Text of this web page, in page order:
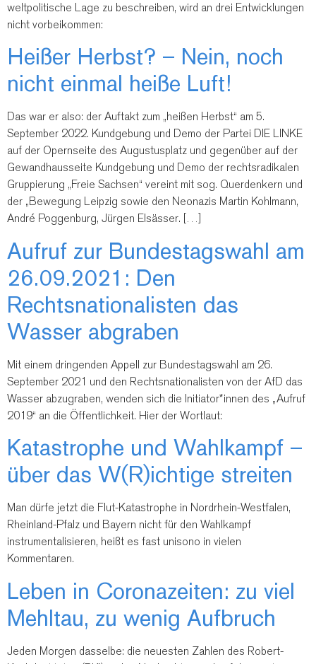
weltpolitische Lage zu beschreiben, wird an drei Entwicklungen
nicht vorbeikommen:
Heißer Herbst? – Nein, noch
nicht einmal heiße Luft!
Das war er also: der Auftakt zum „heißen Herbst“ am 5.
September 2022. Kundgebung und Demo der Partei DIE LINKE
auf der Opernseite des Augustusplatz und gegenüber auf der
Gewandhausseite Kundgebung und Demo der rechtsradikalen
Gruppierung „Freie Sachsen“ vereint mit sog. Querdenkern und
der „Bewegung Leipzig sowie den Neonazis Martin Kohlmann,
André Poggenburg, Jürgen Elsässer. […]
Aufruf zur Bundestagswahl am
26.09.2021: Den
Rechtsnationalisten das
Wasser abgraben
Mit einem dringenden Appell zur Bundestagswahl am 26.
September 2021 und den Rechtsnationalisten von der AfD das
Wasser abzugraben, wenden sich die Initiator*innen des „Aufruf
2019“ an die Öffentlichkeit. Hier der Wortlaut:
Katastrophe und Wahlkampf –
über das W(R)ichtige streiten
Man dürfe jetzt die Flut-Katastrophe in Nordrhein-Westfalen,
Rheinland-Pfalz und Bayern nicht für den Wahlkampf
instrumentalisieren, heißt es fast unisono in vielen
Kommentaren.
Leben in Coronazeiten: zu viel
Mehltau, zu wenig Aufbruch
Jeden Morgen dasselbe: die neuesten Zahlen des Robert-